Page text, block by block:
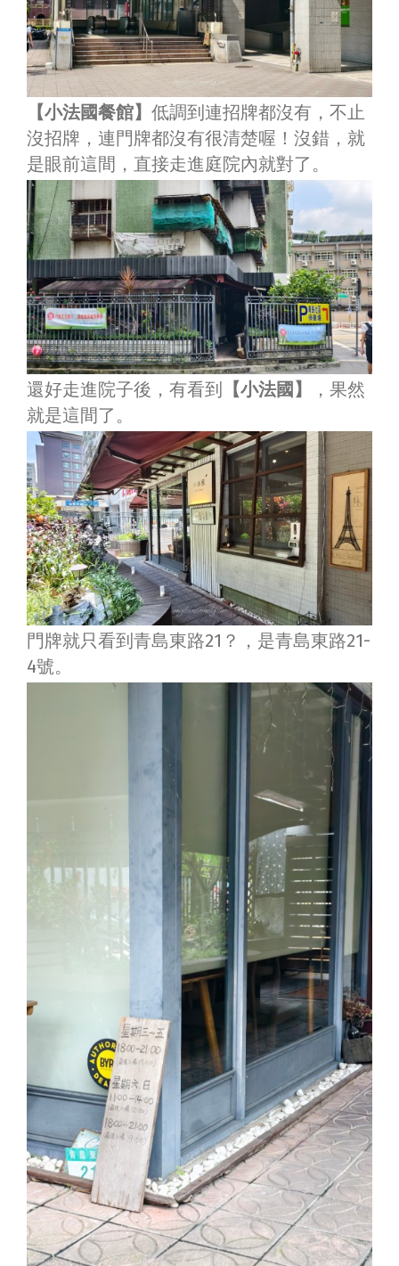
【小法國餐館】 低調到連招牌都沒有，不止
沒招牌，連門牌都沒有很清楚喔！沒錯，就
是眼前這間，直接走進庭院內就對了。
還好走進院子後，有看到 【小法國】
，果然
就是這間了。
門牌就只看到青島東路21？，是青島東路21-
4號。